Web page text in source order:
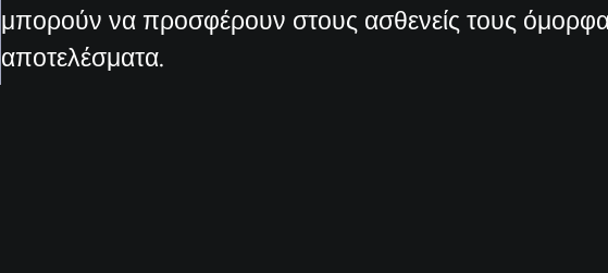
μπορούν να προσφέρουν στους ασθενείς τους όμορφα
αποτελέσματα.